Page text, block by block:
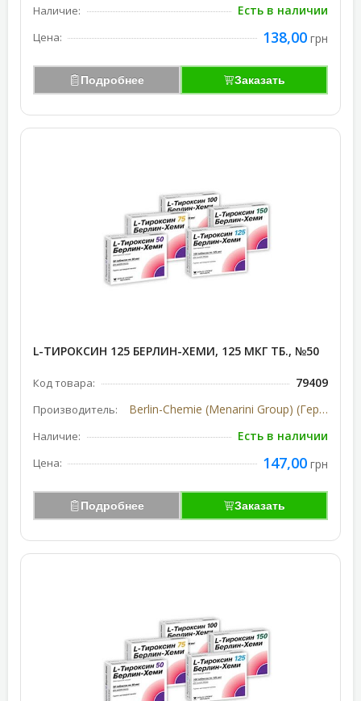
Наличие: Есть в наличии
Цена: 138,00 грн
Подробнее Заказать
L-ТИРОКСИН 125 БЕРЛИН-ХЕМИ, 125 МКГ ТБ., №50
Код товара: 79409
Производитель: Berlin-Chemie (Menarini Group) (Германия)
Наличие: Есть в наличии
Цена: 147,00 грн
Подробнее Заказать